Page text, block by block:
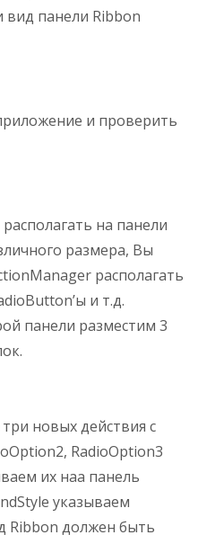
вид панели Ribbon
и проверить
на панели
размера, Вы
располагать
и т.д.
панели разместим 3
новых действия с
RadioOption3
их наа панель
указываем
Ribbon должен быть